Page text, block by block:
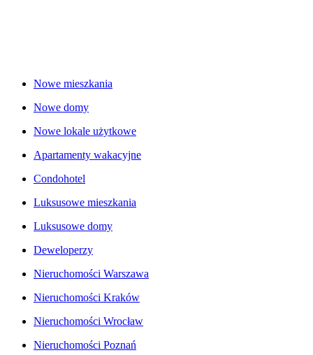
Nowe mieszkania
Nowe domy
Nowe lokale użytkowe
Apartamenty wakacyjne
Condohotel
Luksusowe mieszkania
Luksusowe domy
Deweloperzy
Nieruchomości Warszawa
Nieruchomości Kraków
Nieruchomości Wrocław
Nieruchomości Poznań